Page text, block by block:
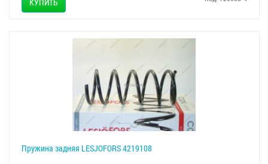
Пружина задняя LESJOFORS 4219108